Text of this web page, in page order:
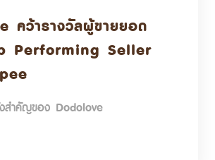
คว้ารางวัลผู้ขายยอด
Performing Seller
งสำคัญของ Dodolove